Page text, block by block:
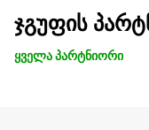
ჯგუფის
ყველა პარტნიორი